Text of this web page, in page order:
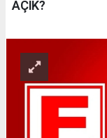
AÇIK?